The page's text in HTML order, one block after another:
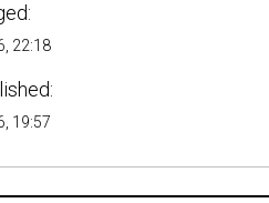
22:18
19:57